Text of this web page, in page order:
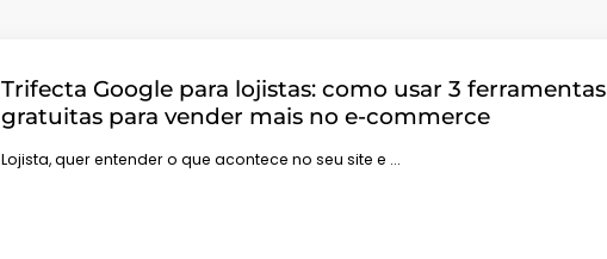
Trifecta Google para lojistas: como usar 3 ferramentas
gratuitas para vender mais no e-commerce
Lojista, quer entender o que acontece no seu site e …